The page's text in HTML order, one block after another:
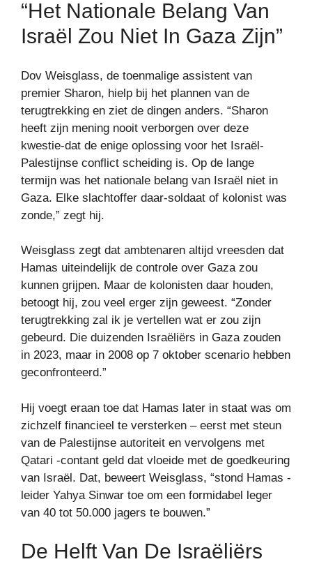
“Het Nationale Belang Van
Israël Zou Niet In Gaza Zijn”
Dov Weisglass, de toenmalige assistent van
premier Sharon, hielp bij het plannen van de
terugtrekking en ziet de dingen anders. “Sharon
heeft zijn mening nooit verborgen over deze
kwestie-dat de enige oplossing voor het Israël-
Palestijnse conflict scheiding is. Op de lange
termijn was het nationale belang van Israël niet in
Gaza. Elke slachtoffer daar-soldaat of kolonist was
zonde,” zegt hij.
Weisglass zegt dat ambtenaren altijd vreesden dat
Hamas uiteindelijk de controle over Gaza zou
kunnen grijpen. Maar de kolonisten daar houden,
betoogt hij, zou veel erger zijn geweest. “Zonder
terugtrekking zal ik je vertellen wat er zou zijn
gebeurd. Die duizenden Israëliërs in Gaza zouden
in 2023, maar in 2008 op 7 oktober scenario hebben
geconfronteerd.”
Hij voegt eraan toe dat Hamas later in staat was om
zichzelf financieel te versterken – eerst met steun
van de Palestijnse autoriteit en vervolgens met
Qatari -contant geld dat vloeide met de goedkeuring
van Israël. Dat, beweert Weisglass, “stond Hamas -
leider Yahya Sinwar toe om een ​​formidabel leger
van 40 tot 50.000 jagers te bouwen.”
De Helft Van De Israëliërs